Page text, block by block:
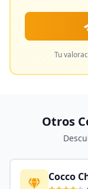
Tu
Otros
Cocco